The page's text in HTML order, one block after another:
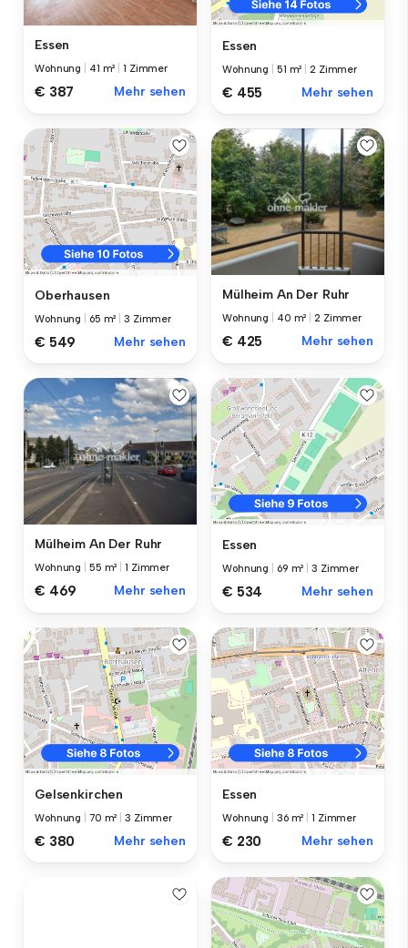
Essen
Wohnung 41 m² |1 Zimmer
€ 387 Mehr sehen
Essen
Wohnung 51 m² |2 Zimmer
€ 455 Mehr sehen
Oberhausen
Wohnung 65 m² |3 Zimmer
€ 549 Mehr sehen
Mülheim An Der Ruhr
Wohnung 40 m² |2 Zimmer
€ 425 Mehr sehen
Mülheim An Der Ruhr
Wohnung 55 m² |1 Zimmer
€ 469 Mehr sehen
Essen
Wohnung 69 m² |3 Zimmer
€ 534 Mehr sehen
Gelsenkirchen
Wohnung 70 m² |3 Zimmer
€ 380 Mehr sehen
Essen
Wohnung 36 m² |1 Zimmer
€ 230 Mehr sehen